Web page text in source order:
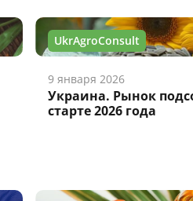
UkrAgroConsult
9 января 2026
Украина. Рынок
старте 2026 года